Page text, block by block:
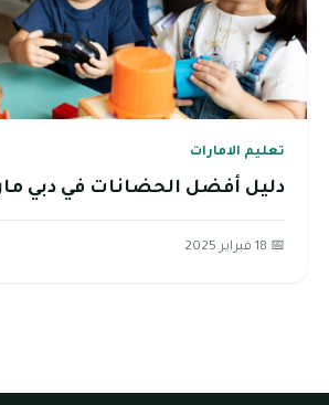
تعليم الامارات
دليل أفضل الحضانات في دبي
📅 18 فبراير 2025